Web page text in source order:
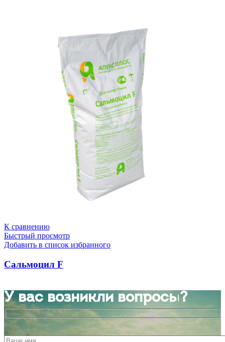
К сравнению
Быстрый просмотр
Добавить в список избранного
Сальмоцил F
У вас возникли вопросы?